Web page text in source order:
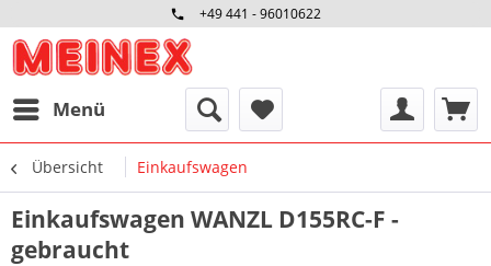
+49 441 - 96010622
Menü
Übersicht Einkaufswagen
Einkaufswagen WANZL D155RC-F -
gebraucht